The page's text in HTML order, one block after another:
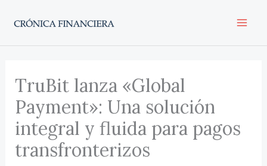
TruBit lanza «Global
Payment»: Una solución
integral y fluida para pagos
transfronterizos